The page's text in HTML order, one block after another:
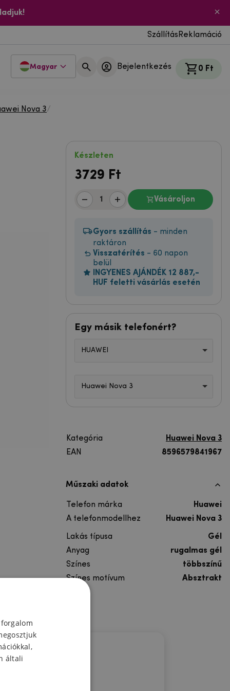
Szállítás Reklamáció
Magyar Bejelentkezés 0 Ft
Nova 3/
Készleten
3729 Ft
Vásároljon
Gyors szállítás - minden
raktáron
Visszatérítés - 60 napon
belül
INGYENES AJÁNDÉK 12 887,-
HUF feletti vásárlás esetén
Egy másik telefonért?
HUAWEI
Huawei Nova 3
Kategória
Huawei Nova 3
EAN
8596579841967
Műszaki adatok
Telefon márka
Huawei
A telefonmodellhez
Huawei Nova 3
Lakás típusa
Gél
Anyag
rugalmas gél
Színes
többszínű
Színes motívum
Absztrakt
általi